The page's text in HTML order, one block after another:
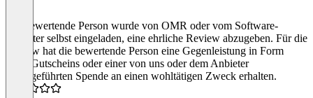
Die bewertende Person wurde von OMR oder vom Software-
Anbieter selbst eingeladen, eine ehrliche Review abzugeben. Für die
Review hat die bewertende Person eine Gegenleistung in Form
eines Gutscheins oder einer von uns oder dem Anbieter
durchgeführten Spende an einen wohltätigen Zweck erhalten.